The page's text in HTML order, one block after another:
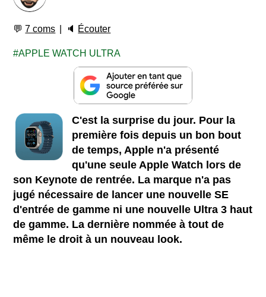
💬7 coms 🔈 Écouter
APPLE WATCH ULTRA
C'est la surprise du jour. Pour la
première fois depuis un bon bout
de temps, Apple n'a présenté
qu'une seule Apple Watch lors de
son Keynote de rentrée. La marque n'a pas
jugé nécessaire de lancer une nouvelle SE
d'entrée de gamme ni une nouvelle Ultra 3 haut
de gamme. La dernière nommée à tout de
même le droit à un nouveau look.